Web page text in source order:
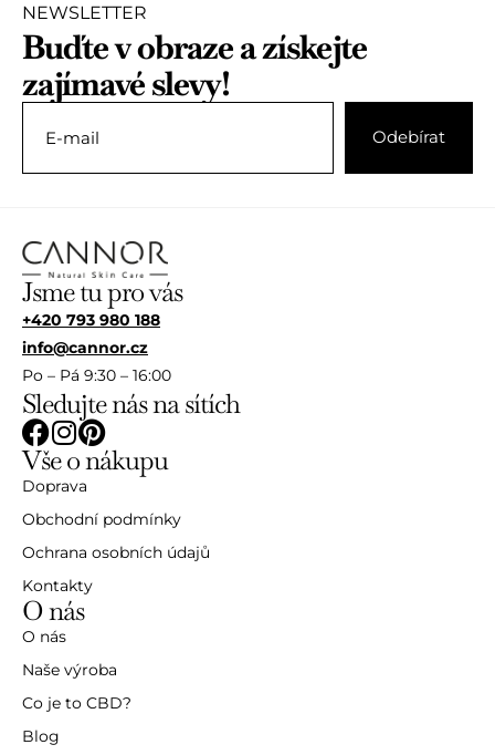
NEWSLETTER
Buďte v obraze a získejte
zajímavé slevy!
Jsme tu pro vás
+420 793 980 188
info@cannor.cz
Po – Pá 9:30 – 16:00
Sledujte nás na sítích
Vše o nákupu
Doprava
Obchodní podmínky
Ochrana osobních údajů
Kontakty
O nás
O nás
Naše výroba
Co je to CBD?
Blog